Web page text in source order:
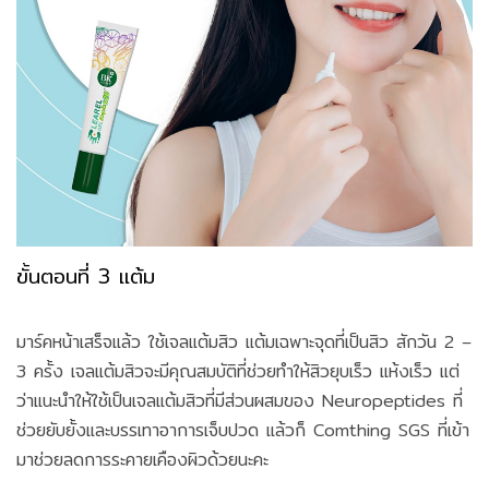
ขั้นตอนที่ 3 แต้ม
มาร์คหน้าเสร็จแล้ว ใช้เจลแต้มสิว แต้มเฉพาะจุดที่เป็นสิว สักวัน 2 –
3 ครั้ง เจลแต้มสิวจะมีคุณสมบัติที่ช่วยทำให้สิวยุบเร็ว แห้งเร็ว แต่
ว่าแนะนำให้ใช้เป็นเจลแต้มสิวที่มีส่วนผสมของ Neuropeptides ที่
ช่วยยับยั้งและบรรเทาอาการเจ็บปวด แล้วก็ Comthing SGS ที่เข้า
มาช่วยลดการระคายเคืองผิวด้วยนะคะ